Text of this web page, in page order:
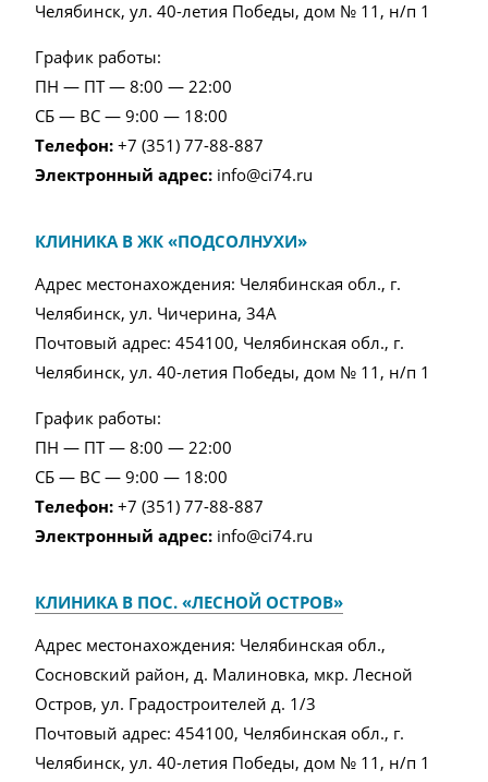
Челябинск, ул. 40-летия Победы, дом № 11, н/п 1
График работы:
ПН — ПТ — 8:00 — 22:00
СБ — ВС — 9:00 — 18:00
Телефон: +7 (351) 77-88-887
Электронный адрес: info@ci74.ru
КЛИНИКА В ЖК «ПОДСОЛНУХИ»
Адрес местонахождения: Челябинская обл., г.
Челябинск, ул. Чичерина, 34А
Почтовый адрес: 454100, Челябинская обл., г.
Челябинск, ул. 40-летия Победы, дом № 11, н/п 1
График работы:
ПН — ПТ — 8:00 — 22:00
СБ — ВС — 9:00 — 18:00
Телефон: +7 (351) 77-88-887
Электронный адрес: info@ci74.ru
КЛИНИКА В ПОС. «ЛЕСНОЙ ОСТРОВ»
Адрес местонахождения: Челябинская обл.,
Сосновский район, д. Малиновка, мкр. Лесной
Остров, ул. Градостроителей д. 1/3
Почтовый адрес: 454100, Челябинская обл., г.
Челябинск, ул. 40-летия Победы, дом № 11, н/п 1